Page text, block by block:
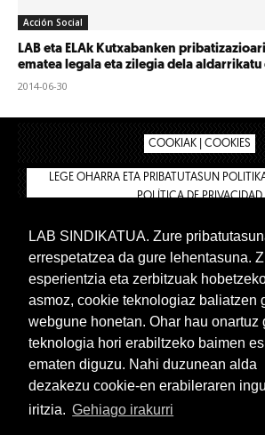
Acción Social
LAB eta ELAk Kutxabanken
ematea legala eta zilegia dela aldarrikatu
2014-06-30
COOKIAK | COOKIES
LEGE OHARRA ETA PRIBATUTASUN
POLÍTICA DE PRIVACIDAD
BIZILAN.EUS
INTRANET 🔑
Euskera
LAB SINDIKATUA. Zure
errespetatzea da gure lehentasuna.
esperientzia eta zerbitzuak
asmoz, cookie teknologiaz baliatzen
webgune honetan. Ohar hau onartuz
teknologia hori erabiltzeko baimen
ematen diguzu. Nahi duzunean alda
dezakezu cookie-en erabileraren
iritzia. Gehiago irakurri